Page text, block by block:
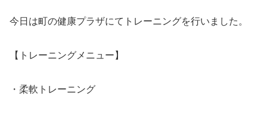
今日は町の健康プラザにてトレーニングを行いました。
【トレーニングメニュー】
・柔軟トレーニング